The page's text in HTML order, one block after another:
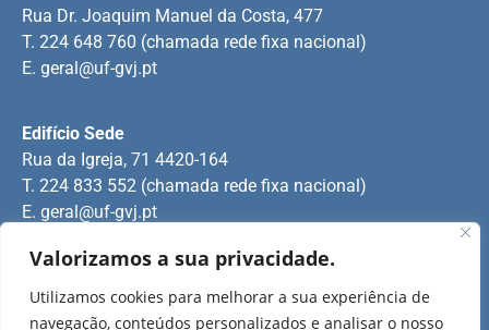
Valorizamos a sua privacidade.
Utilizamos cookies para melhorar a sua experiência de
navegação, conteúdos personalizados e analisar o nosso
Rua Manuel Pinto Martins
Edifício Sede
Rua da Igreja, 71 4420-164
T. 224 833 552 (chamada rede fixa nacional)
E. geral@uf-gvj.pt
Rua Dr. Joaquim Manuel da Costa, 477
T. 224 648 760 (chamada rede fixa nacional)
E. geral@uf-gvj.pt